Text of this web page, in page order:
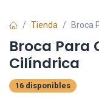
Tienda Broca
Broca Para
Cilíndrica
16 disponibles